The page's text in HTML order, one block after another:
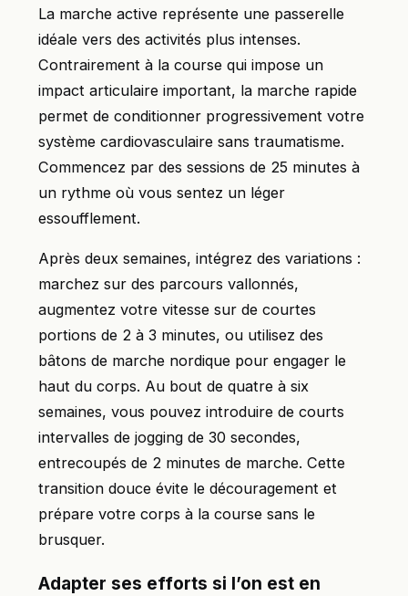
La marche active représente une passerelle
idéale vers des activités plus intenses.
Contrairement à la course qui impose un
impact articulaire important, la marche rapide
permet de conditionner progressivement votre
système cardiovasculaire sans traumatisme.
Commencez par des sessions de 25 minutes à
un rythme où vous sentez un léger
essoufflement.
Après deux semaines, intégrez des variations :
marchez sur des parcours vallonnés,
augmentez votre vitesse sur de courtes
portions de 2 à 3 minutes, ou utilisez des
bâtons de marche nordique pour engager le
haut du corps. Au bout de quatre à six
semaines, vous pouvez introduire de courts
intervalles de jogging de 30 secondes,
entrecoupés de 2 minutes de marche. Cette
transition douce évite le découragement et
prépare votre corps à la course sans le
brusquer.
Adapter ses efforts si l’on est en